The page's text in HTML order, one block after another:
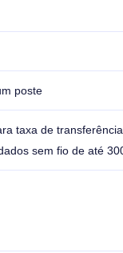
poste
taxa de
sem fio de até